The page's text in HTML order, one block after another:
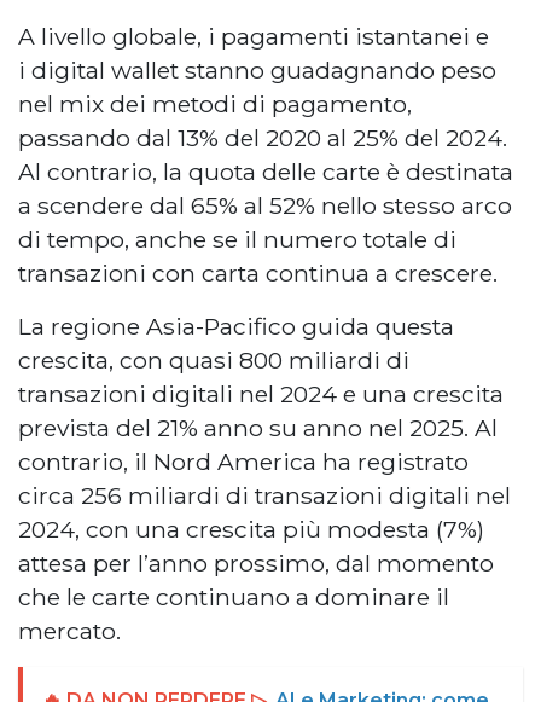
A livello globale, i pagamenti istantanei e
i digital wallet stanno guadagnando peso
nel mix dei metodi di pagamento,
passando dal 13% del 2020 al 25% del 2024.
Al contrario, la quota delle carte è destinata
a scendere dal 65% al 52% nello stesso arco
di tempo, anche se il numero totale di
transazioni con carta continua a crescere.
La regione Asia-Pacifico guida questa
crescita, con quasi 800 miliardi di
transazioni digitali nel 2024 e una crescita
prevista del 21% anno su anno nel 2025. Al
contrario, il Nord America ha registrato
circa 256 miliardi di transazioni digitali nel
2024, con una crescita più modesta (7%)
attesa per l’anno prossimo, dal momento
che le carte continuano a dominare il
mercato.